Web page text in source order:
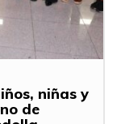
niñas y
de